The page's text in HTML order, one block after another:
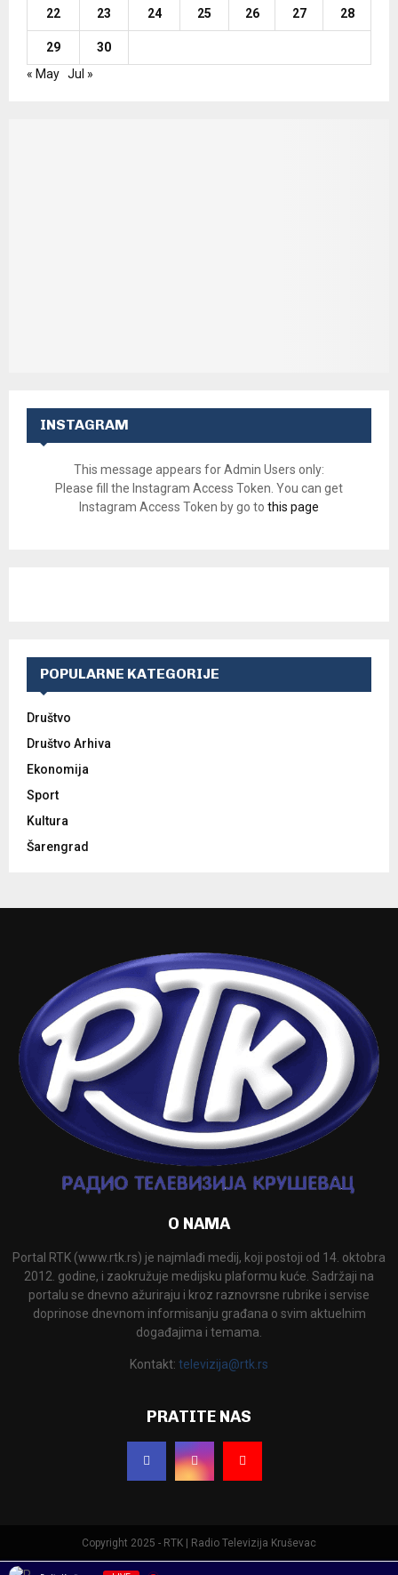
22 23 24 25 26 27 28
29
30
« May Jul »
INSTAGRAM
This message appears for Admin Users only:
Please fill the Instagram Access Token. You can get
Instagram Access Token by go to this page
POPULARNE KATEGORIJE
Društvo
Društvo Arhiva
Ekonomija
Sport
Kultura
Šarengrad
O NAMA
Portal RTK (www.rtk.rs) je najmlađi medij, koji postoji od 14. oktobra
2012. godine, i zaokružuje medijsku plaformu kuće. Sadržaji na
portalu se dnevno ažuriraju i kroz raznovrsne rubrike i servise
doprinose dnevnom informisanju građana o svim aktuelnim
događajima i temama.
Kontakt: televizija@rtk.rs
PRATITE NAS
Copyright 2025 - RTK | Radio Televizija Kruševac